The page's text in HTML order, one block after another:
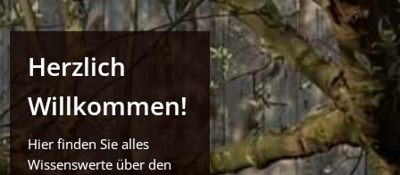
Herzlich
Willkommen!
Hier finden Sie alles
Wissenswerte über den